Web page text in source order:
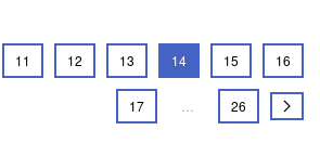
11 12 13 14 15 16
17 26